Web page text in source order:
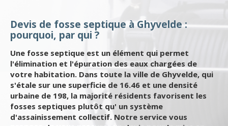
Devis de fosse septique à Ghyvelde :
pourquoi, par qui ?
Une fosse septique est un élément qui permet
l'élimination et l'épuration des eaux chargées de
votre habitation. Dans toute la ville de Ghyvelde, qui
s'étale sur une superficie de 16.46 et une densité
urbaine de 198, la majorité résidents favorisent les
fosses septiques plutôt qu' un système
d'assainissement collectif. Notre service vous